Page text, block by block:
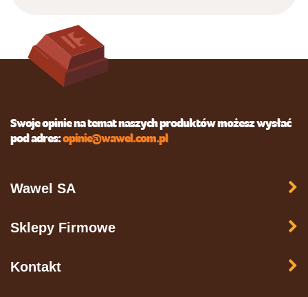
Swoje opinie na temat naszych produktów możesz wysłać
pod adres:opinie@wawel.com.pl
Wawel SA
Sklepy Firmowe
Kontakt